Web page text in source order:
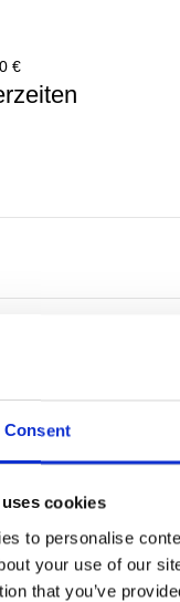
Consent
cookies
to personalise
your use of our
that you’ve
€